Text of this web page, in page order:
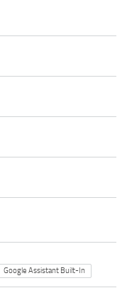
Google Assistant Built-In